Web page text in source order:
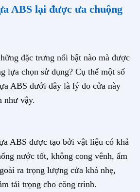
ABS lại được ưa chuộng
đặc trưng nổi bật nào mà được
lựa chọn sử dụng? Cụ thể một số
ABS dưới đây là lý do cửa này
như vậy.
ABS được tạo bởi vật liệu có khả
nước tốt, không cong vênh, ẩm
ra trọng lượng cửa khá nhẹ,
tải trọng cho công trình.